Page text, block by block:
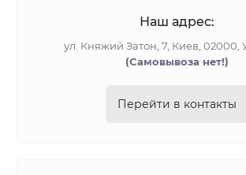
Наш адрес:
ул. Княжий Затон, 7, Киев, 02000,
(Cамовывоза нет!)
Перейти в контакты